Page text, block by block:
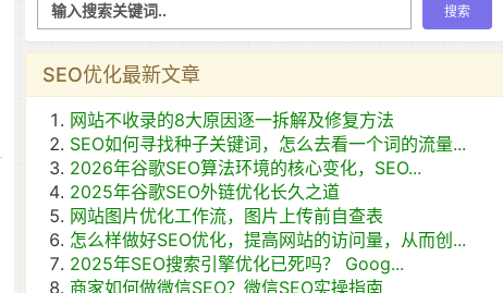
SEO优化最新文章
网站不收录的8大原因逐一拆解及修复方法
SEO如何寻找种子关键词，怎么去看一个词的流量...
2026年谷歌SEO算法环境的核心变化，SEO...
2025年谷歌SEO外链优化长久之道
网站图片优化工作流，图片上传前自查表
怎么样做好SEO优化，提高网站的访问量，从而创...
2025年SEO搜索引擎优化已死吗？ Goog...
商家如何做微信SEO？微信SEO实操指南